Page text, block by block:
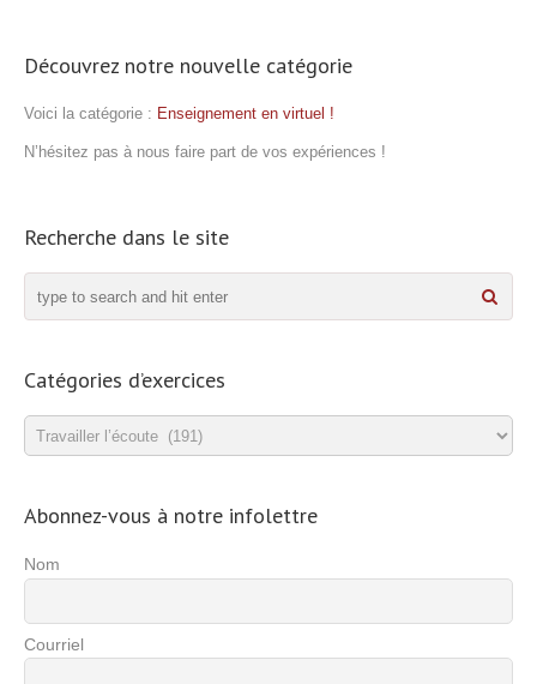
Découvrez notre nouvelle catégorie
Voici la catégorie : Enseignement en virtuel !
N’hésitez pas à nous faire part de vos expériences !
Recherche dans le site
Catégories d’exercices
Catégories
d’exercices
Abonnez-vous à notre infolettre
Nom
Courriel